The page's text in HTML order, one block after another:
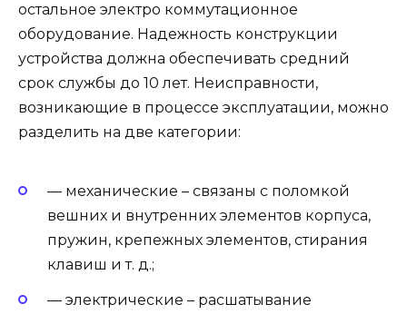
остальное электро коммутационное
оборудование. Надежность конструкции
устройства должна обеспечивать средний
срок службы до 10 лет. Неисправности,
возникающие в процессе эксплуатации, можно
разделить на две категории:
— механические – связаны с поломкой
вешних и внутренних элементов корпуса,
пружин, крепежных элементов, стирания
клавиш и т. д.;
— электрические – расшатывание